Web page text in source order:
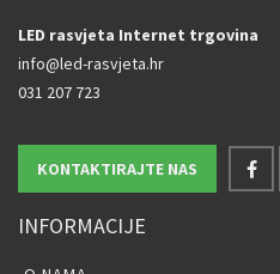
LED rasvjeta Internet trgovina
info@led-rasvjeta.hr
031 207 723
KONTAKTIRAJTE NAS
INFORMACIJE